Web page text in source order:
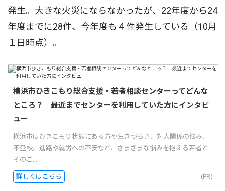
発生。大きな火災にならなかったが、22年度から24
年度までに28件、今年度も４件発生している（10月
１日時点）。
横浜市ひきこもり総合支援・若者相談センターってどんな
ところ？ 最近までセンターを利用していた方にインタビ
ュー
横浜市はひきこもり状態にある方や生きづらさ、対人関係の悩み、
不登校、進路や就労への不安など、さまざまな悩みを抱える若者と
そのご...
詳しくはこちら (PR)